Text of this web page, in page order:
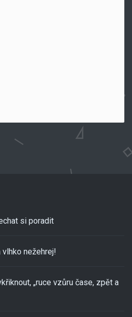
si poradit
nežehrej!
„ruce vzůru čase, zpět a